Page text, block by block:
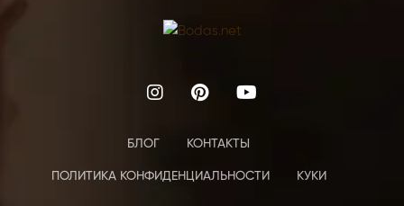
БЛОГ КОНТАКТЫ
ПОЛИТИКА КОНФИДЕНЦИАЛЬНОСТИ КУКИ